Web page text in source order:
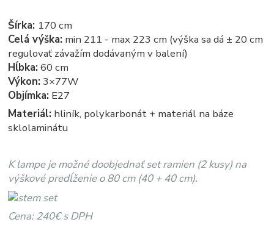
Šírka: 170 cm
Celá výška: min 211 - max 223 cm (výška sa dá ± 20 cm
regulovať závažím dodávaným v balení)
Hĺbka: 60 cm
Výkon: 3×77W
Objímka: E27
Materiál: hliník, polykarbonát + materiál na báze
sklolaminátu
K lampe je možné doobjednať set ramien (2 kusy) na
výškové predĺženie o 80 cm (40 + 40 cm).
Cena: 240€ s DPH